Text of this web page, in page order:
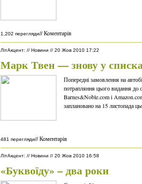
1,202 перегляди// Коментарів
ЛітАкцент: // Новини // 20 Жов 2010 17:22
Марк Твен — знову у
Попередні замовлення на
потрапляння цього видання до
Barnes&Noble.com і
заплановано на 15 листопада
481 перегляди// Коментарів
ЛітАкцент: // Новини // 20 Жов 2010 16:58
«Буквоїду» – два роки